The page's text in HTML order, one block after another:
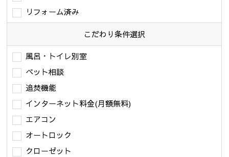
リフォーム済み
こだわり条件選択
風呂・トイレ別室
ペット相談
追焚機能
インターネット料金(月額無料)
エアコン
オートロック
クローゼット